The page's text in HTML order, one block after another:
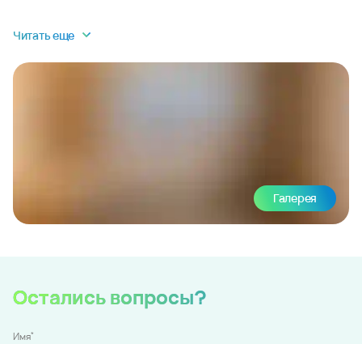
Читать еще
Галерея
Остались вопросы?
Имя*